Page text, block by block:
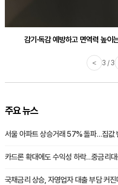
감기·독감 예방하고 면역력 높
< 3 / 3
주요 뉴스
서울 아파트 상승거래 57% 돌파…집값
카드론 확대에도 수익성 하락…중금리
국채금리 상승, 자영업자 대출 부담 커진